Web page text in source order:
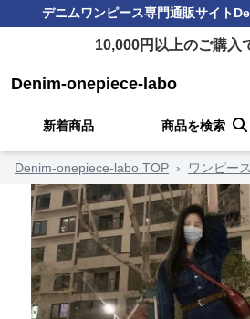
デニムワンピース専門通販サイト
10,000円以上のご購入
Denim-onepiece-labo
新着商品 商品を検索
Denim-onepiece-labo TOP › ワンピー